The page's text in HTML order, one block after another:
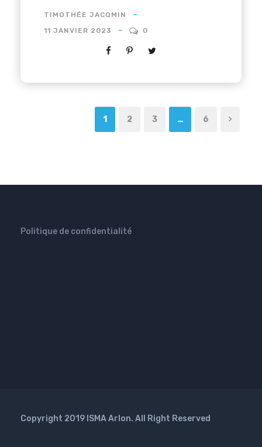
TIMOTHÉE JACQMIN
11 JANVIER 2023
0
1 2 3 … 6
Politique de confidentialité
Copyright 2019 ISMA Arlon. All Right Reserved